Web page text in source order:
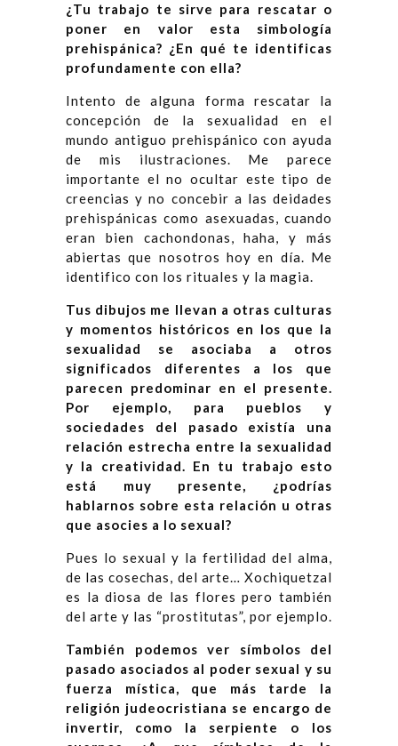
¿Tu trabajo te sirve para rescatar o
poner en valor esta simbología
prehispánica? ¿En qué te identificas
profundamente con ella?
Intento de alguna forma rescatar la
concepción de la sexualidad en el
mundo antiguo prehispánico con ayuda
de mis ilustraciones. Me parece
importante el no ocultar este tipo de
creencias y no concebir a las deidades
prehispánicas como asexuadas, cuando
eran bien cachondonas, haha, y más
abiertas que nosotros hoy en día. Me
identifico con los rituales y la magia.
Tus dibujos me llevan a otras culturas
y momentos históricos en los que la
sexualidad se asociaba a otros
significados diferentes a los que
parecen predominar en el presente.
Por ejemplo, para pueblos y
sociedades del pasado existía una
relación estrecha entre la sexualidad
y la creatividad. En tu trabajo esto
está muy presente, ¿podrías
hablarnos sobre esta relación u otras
que asocies a lo sexual?
Pues lo sexual y la fertilidad del alma,
de las cosechas, del arte… Xochiquetzal
es la diosa de las flores pero también
del arte y las “prostitutas”, por ejemplo.
También podemos ver símbolos del
pasado asociados al poder sexual y su
fuerza mística, que más tarde la
religión judeocristiana se encargo de
invertir, como la serpiente o los